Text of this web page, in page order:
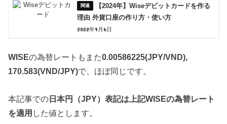
【2024年】Wiseデビットカードを作る
理由 外貨口座の作り方・使い方
2022年9月6日
WISEの為替レートもまた0.00586225(JPY/VND),
170.583(VND/JPY)で、ほぼ同じです。
本記事での日本円（JPY）表記は上記WISEの為替レート
を適用 した値とします。